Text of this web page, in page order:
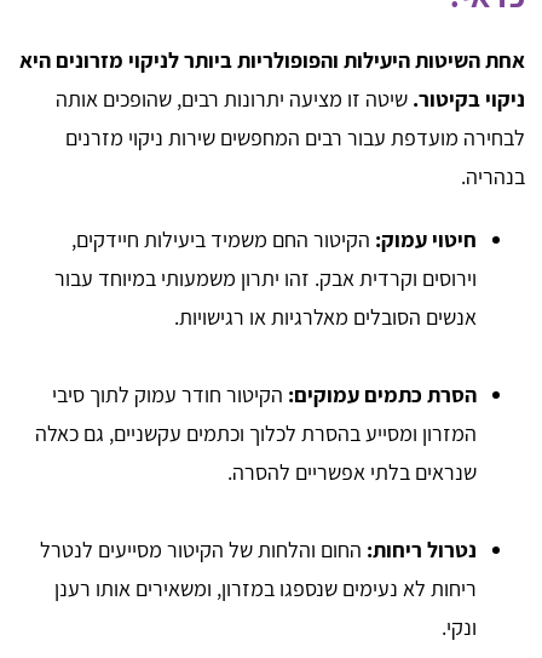
אחת השיטות היעילות והפופולריות ביותר לניקוי מזרונים היא
ניקוי בקיטור. שיטה זו מציעה יתרונות רבים, שהופכים אותה
לבחירה מועדפת עבור רבים המחפשים שירות ניקוי מזרנים
בנהריה.
חיטוי עמוק: הקיטור החם משמיד ביעילות חיידקים,
וירוסים וקרדית אבק. זהו יתרון משמעותי במיוחד עבור
אנשים הסובלים מאלרגיות או רגישויות.
הסרת כתמים עמוקים: הקיטור חודר עמוק לתוך סיבי
המזרון ומסייע בהסרת לכלוך וכתמים עקשניים, גם כאלה
שנראים בלתי אפשריים להסרה.
נטרול ריחות: החום והלחות של הקיטור מסייעים לנטרל
ריחות לא נעימים שנספגו במזרון, ומשאירים אותו רענן
ונקי.